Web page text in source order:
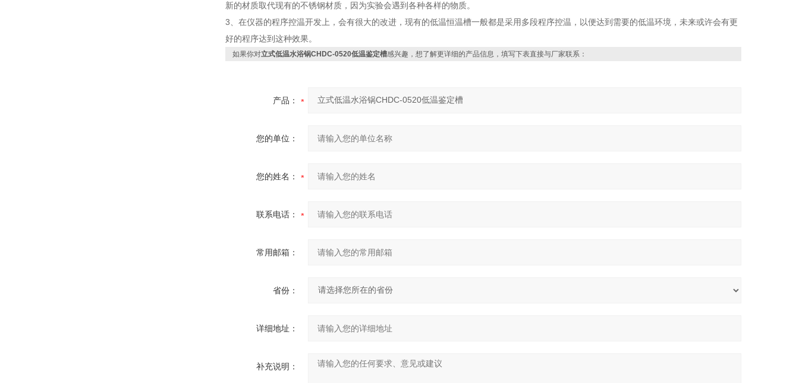
新的材质取代现有的不锈钢材质，因为实验会遇到各种各样的物质。
3、在仪器的程序控温开发上，会有很大的改进，现有的低温恒温槽一般都是采用多段程序控温，以便达到需要的低温环境，未来或许会有更
好的程序达到这种效果。
如果你对立式低温水浴锅CHDC-0520低温鉴定槽感兴趣，想了解更详细的产品信息，填写下表直接与厂家联系：
产品：
您的单位：
您的姓名：
联系电话：
常用邮箱：
省份：
详细地址：
补充说明：